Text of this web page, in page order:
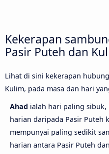
Kekerapan
Pasir Puteh dan
Lihat di sini kekerapan
Kulim, pada masa dan hari
Ahad ialah hari paling
harian daripada Pasir Puteh
mempunyai paling sedikit
harian antara Pasir Puteh